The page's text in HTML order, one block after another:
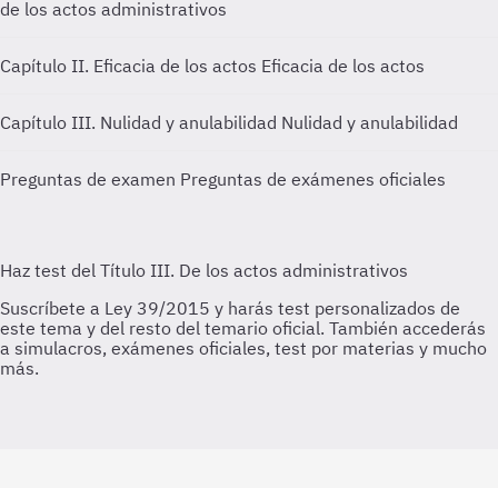
de los actos administrativos
Capítulo II. Eficacia de los actos Eficacia de los actos
Capítulo III. Nulidad y anulabilidad Nulidad y anulabilidad
Preguntas de examen Preguntas de exámenes oficiales